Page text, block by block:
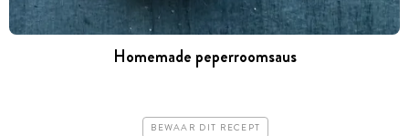
Homemade peperroomsaus
BEWAAR DIT RECEPT